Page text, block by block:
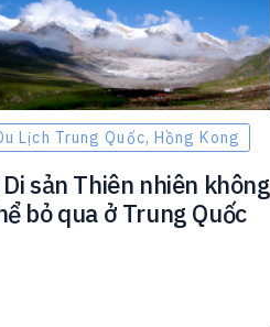
Lịch Trung Quốc, Hồng Kong
sản Thiên nhiên không
bỏ qua ở Trung Quốc